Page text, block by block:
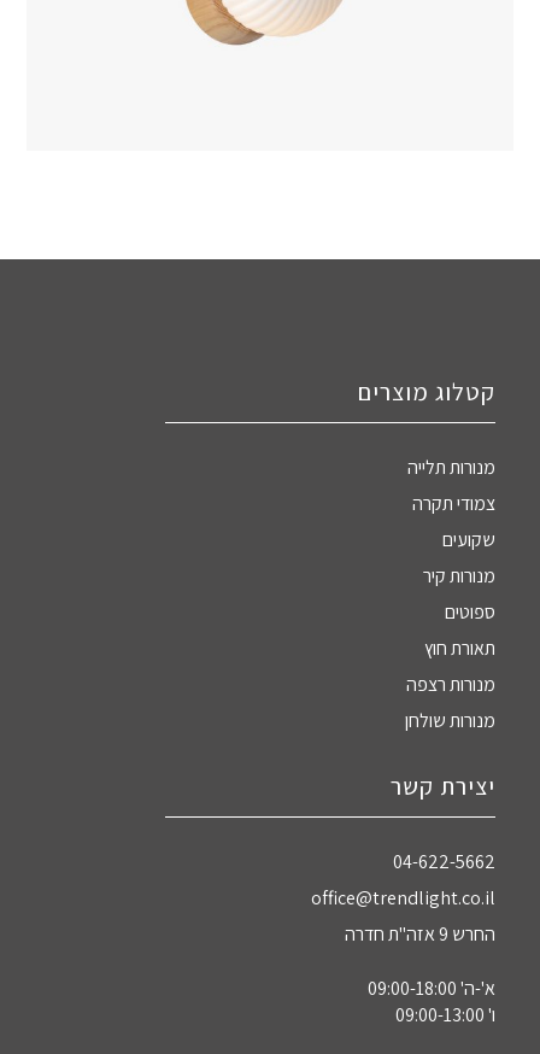
קטלוג מוצרים
מנורות תלייה
צמודי תקרה
שקועים
מנורות קיר
ספוטים
תאורת חוץ
מנורות רצפה
מנורות שולחן
יצירת קשר
04-622-5662‏
office@trendlight.co.il
החרש 9 אזה"ת חדרה
א'-ה' 09:00-18:00
ו' 09:00-13:00